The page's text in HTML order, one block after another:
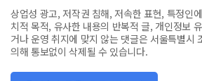
상업성 광고, 저작권 침해, 저속한 표현, 특정인
치적 목적, 유사한 내용의 반복적 글, 개인정보
거나 운영 취지에 맞지 않는 댓글은 서울특별시
의해 통보없이 삭제될 수 있습니다.